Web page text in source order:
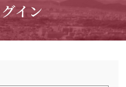
イン